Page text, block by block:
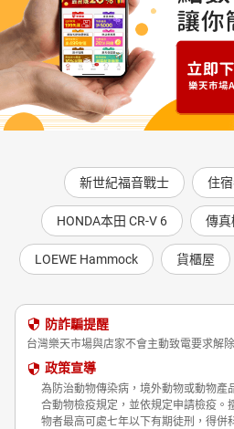
新世紀福音戰士 住
HONDA本田 CR-V 6 傳真
LOEWE Hammock 貨櫃屋
防詐騙提醒
台灣樂天市場與店家不會主動致電要求解
政策宣導
為防治動物傳染病，境外動物或動物產
合動物檢疫規定，並依規定申請檢疫。
物者最高可處七年以下有期徒刑，得併